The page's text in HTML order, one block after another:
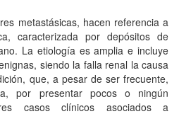
metastásicas, hacen referencia a
caracterizada por depósitos de
La etiología es amplia e incluye
siendo la falla renal la causa
que, a pesar de ser frecuente,
por presentar pocos o ningún
casos clínicos asociados a